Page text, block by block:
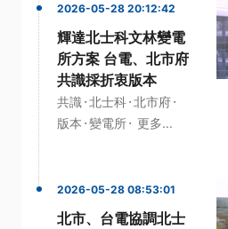
2026-05-28 20:12:42
輝達北士科文林變電
所方案 台電、北市府
共識採折衷版本
共識 ·北士科·北市府·
版本 ·變電所· 更多...
2026-05-28 08:53:01
北市、台電協調北士